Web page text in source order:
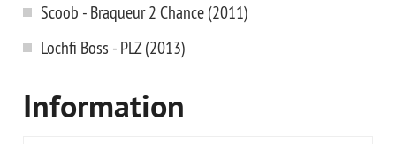
Scoob - Braqueur 2 Chance (2011)
Lochfi Boss - PLZ (2013)
Information